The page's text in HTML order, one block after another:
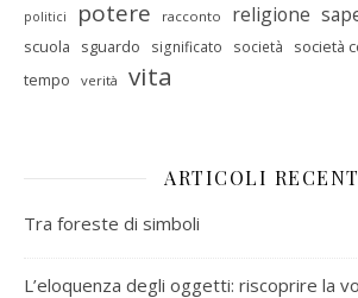
politici potere racconto religione
scuola sguardo significato società società
tempo verità vita
ARTICOLI
Tra foreste di simboli
L’eloquenza degli oggetti: riscoprire la